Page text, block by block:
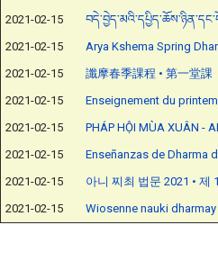
2021-02-15
2021-02-15
Arya Kshema Spring
2021-02-15
讖摩春季課程 • 第一堂課
2021-02-15
Enseignement du
2021-02-15
PHÁP HỘI MÙA XUÂN -
2021-02-15
Enseñanzas de Dharma
2021-02-15
아니 찌최 법문 2021 • 제
2021-02-15
Wiosenne nauki